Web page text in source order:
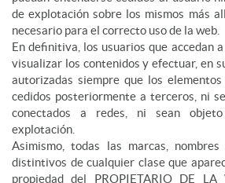
de explotación sobre los mismos más
necesario para el correcto uso de la web.
En definitiva, los usuarios que accedan
visualizar los contenidos y efectuar, en
autorizadas siempre que los
cedidos posteriormente a terceros, ni
conectados a redes, ni sean
explotación.
Asimismo, todas las marcas,
distintivos de cualquier clase que
propiedad del PROPIETARIO DE